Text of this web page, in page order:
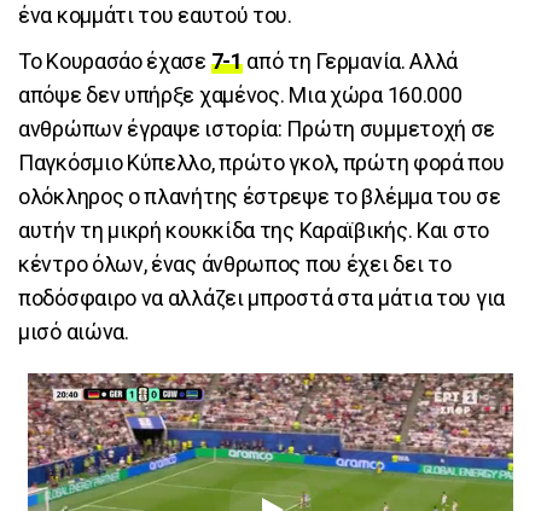
ένα κομμάτι του εαυτού του.
Το Κουρασάο έχασε 7-1από τη Γερμανία. Αλλά
απόψε δεν υπήρξε χαμένος. Μια χώρα 160.000
ανθρώπων έγραψε ιστορία: Πρώτη συμμετοχή σε
Παγκόσμιο Κύπελλο, πρώτο γκολ, πρώτη φορά που
ολόκληρος ο πλανήτης έστρεψε το βλέμμα του σε
αυτήν τη μικρή κουκκίδα της Καραϊβικής. Και στο
κέντρο όλων, ένας άνθρωπος που έχει δει το
ποδόσφαιρο να αλλάζει μπροστά στα μάτια του για
μισό αιώνα.